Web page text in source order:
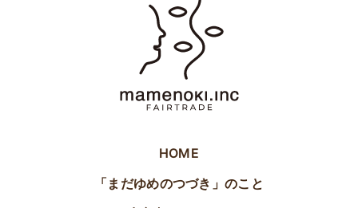
HOME
「まだゆめのつづき」のこと